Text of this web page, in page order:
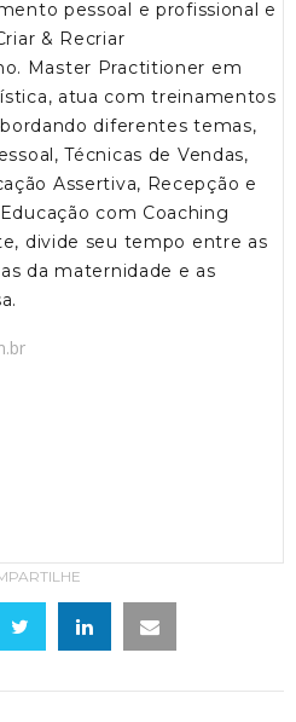
pessoal e profissional e
& Recriar
Master Practitioner em
atua com treinamentos
diferentes temas,
Técnicas de Vendas,
Assertiva, Recepção e
com Coaching
divide seu tempo entre as
da maternidade e as